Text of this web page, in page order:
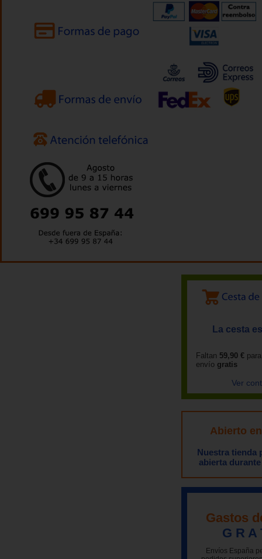
La cesta
Faltan 59,90 €
envío gratis
Ver
Abierto
Nuestra tienda
abierta
Gastos
G R A
Envíos España